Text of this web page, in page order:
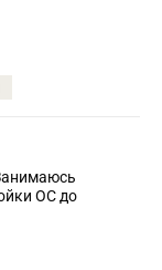
ОС до